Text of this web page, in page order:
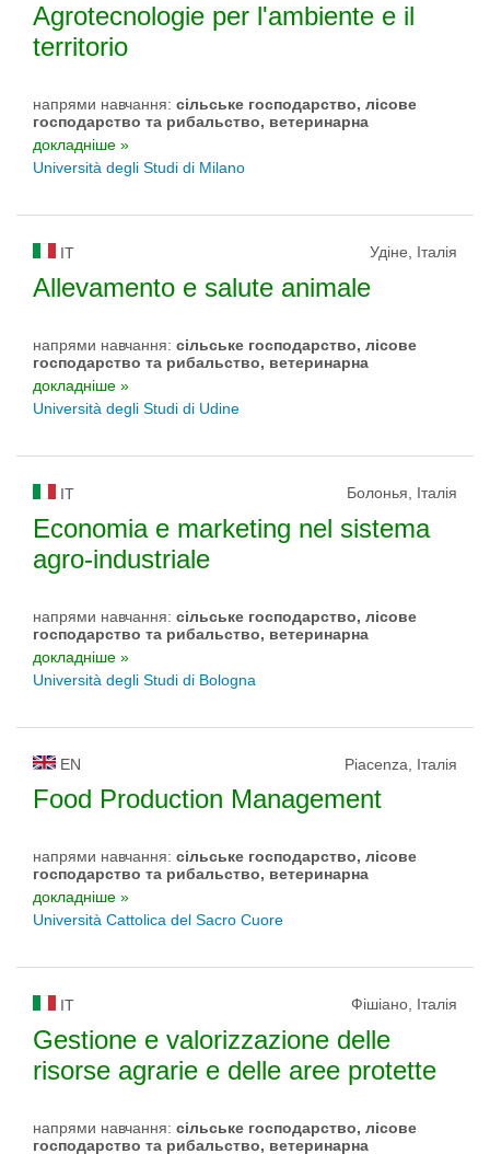
Agrotecnologie per l'ambiente e il
territorio
напрями навчання: сільське господарство, лісове
господарство та рибальство, ветеринарна
докладніше »
Università degli Studi di Milano
IT Удіне, Італія
Allevamento e salute animale
напрями навчання: сільське господарство, лісове
господарство та рибальство, ветеринарна
докладніше »
Università degli Studi di Udine
IT Болонья, Італія
Economia e marketing nel sistema
agro-industriale
напрями навчання: сільське господарство, лісове
господарство та рибальство, ветеринарна
докладніше »
Università degli Studi di Bologna
EN Piacenza, Італія
Food Production Management
напрями навчання: сільське господарство, лісове
господарство та рибальство, ветеринарна
докладніше »
Università Cattolica del Sacro Cuore
IT Фішіано, Італія
Gestione e valorizzazione delle
risorse agrarie e delle aree protette
напрями навчання: сільське господарство, лісове
господарство та рибальство, ветеринарна